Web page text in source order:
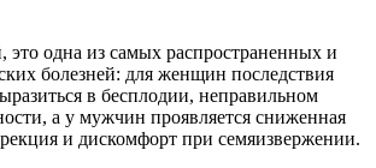
одна из самых распространенных и
болезней: для женщин последствия
в бесплодии, неправильном
а у мужчин проявляется сниженная
и дискомфорт при семяизвержении.